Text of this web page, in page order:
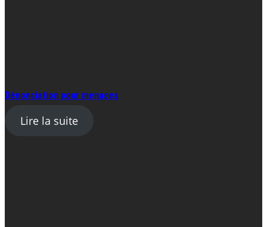
Dénonciation pour menaces
Lire la suite